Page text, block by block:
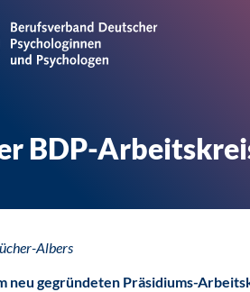
BDP-
Albers
neu gegründeten Präsidiums-